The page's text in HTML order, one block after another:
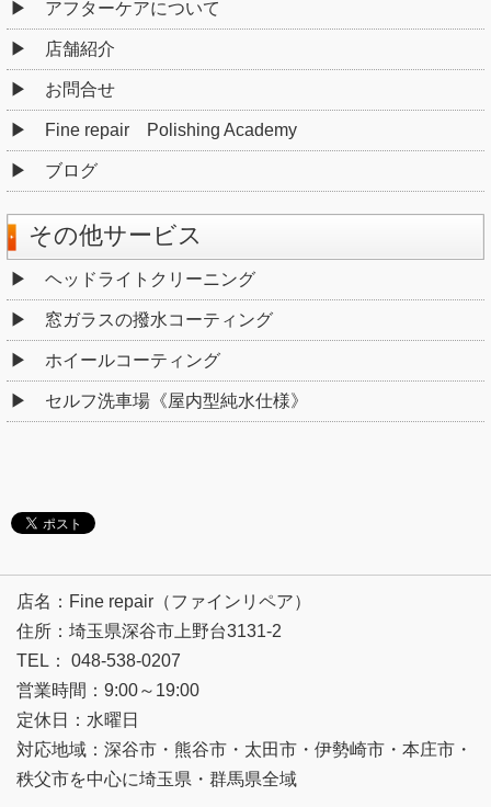
アフターケアについて
店舗紹介
お問合せ
Fine repair Polishing Academy
ブログ
その他サービス
ヘッドライトクリーニング
窓ガラスの撥水コーティング
ホイールコーティング
セルフ洗車場《屋内型純水仕様》
店名：Fine repair（ファインリペア）
住所：埼玉県深谷市上野台3131-2
TEL： 048-538-0207
営業時間：9:00～19:00
定休日：水曜日
対応地域：深谷市・熊谷市・太田市・伊勢崎市・本庄市・
秩父市を中心に埼玉県・群馬県全域